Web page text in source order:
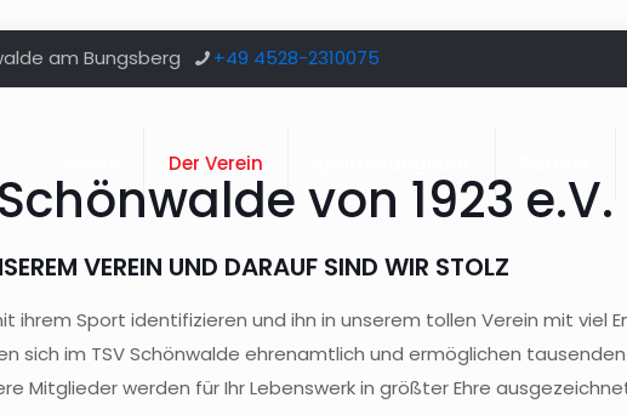
am Bungsberg +49 4528-2310075
Der Verein
von 1923 e.V.
VEREIN UND DARAUF SIND WIR STOLZ
ihrem Sport identifizieren und ihn in unserem tollen Verein mit viel
sich im TSV Schönwalde ehrenamtlich und ermöglichen
Mitglieder werden für Ihr Lebenswerk in größter Ehre